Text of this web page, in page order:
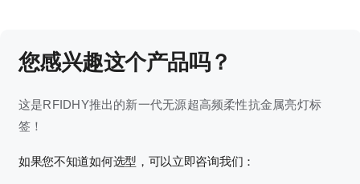
您感兴趣这个产品吗？
这是RFIDHY推出的新一代无源超高频柔性抗金属亮灯标
签！
如果您不知道如何选型，可以立即咨询我们：